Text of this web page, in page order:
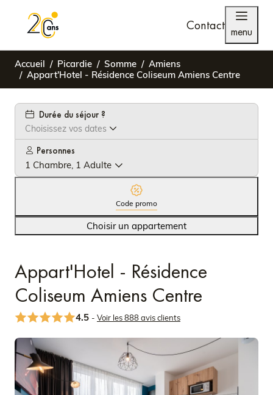
Contact menu
Accueil Picardie Somme
Amiens
Appart'Hotel - Résidence Coliseum Amiens Centre
Durée du séjour ?
Choisissez vos dates
Personnes
1 Chambre, 1 Adulte
Code promo
Choisir un appartement
Appart'Hotel - Résidence
Coliseum Amiens Centre
4.5 - Voir les 888 avis clients